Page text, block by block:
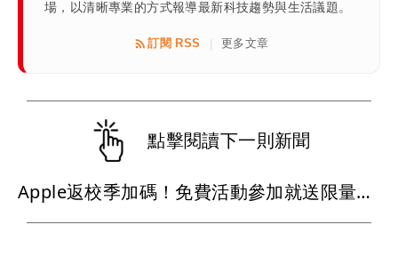
場，以清晰專業的方式報導最新科技趨勢與生活議題。
訂閱 RSS | 更多文章
點擊閱讀下一則新聞
Apple返校季加碼！免費活動參加就送限量貼紙